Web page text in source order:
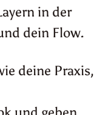
in der
dein Flow.
deine Praxis,